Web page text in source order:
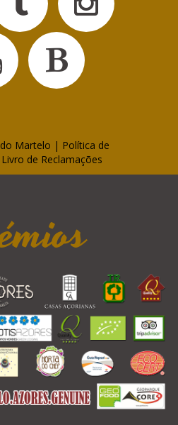
Martelo | Política de
Livro de Reclamações